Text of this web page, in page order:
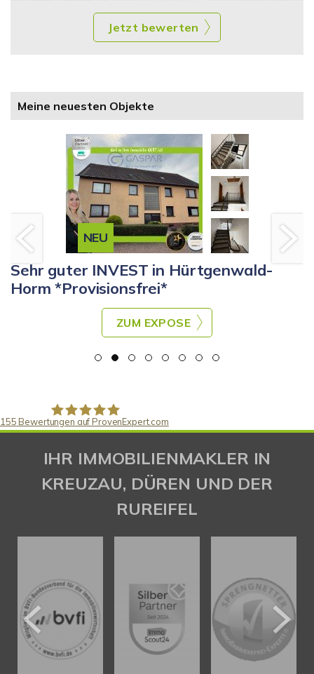
Jetzt bewerten
Meine neuesten Objekte
NEU
Sehr guter INVEST in Hürtgenwald-
Horm *Provisionsfrei*
ZUM EXPOSE
Gaspar Immobilienberatung
155 Bewertungen auf ProvenExpert.com
IHR IMMOBILIENMAKLER IN
KREUZAU, DÜREN UND DER
RUREIFEL